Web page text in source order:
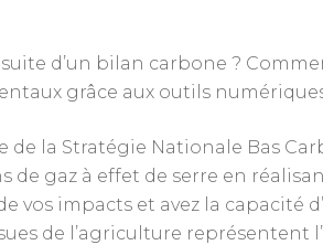
d’un bilan carbone ?
grâce aux outils
de la Stratégie Nationale Bas
de gaz à effet de serre en
vos impacts et avez la
de l’agriculture représentent